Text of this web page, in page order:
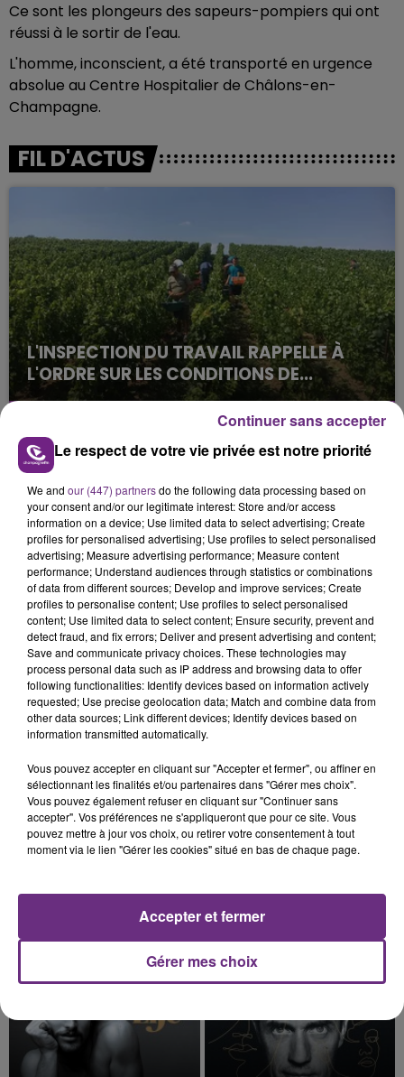
Ce sont les plongeurs des sapeurs-pompiers qui ont
réussi à le sortir de l'eau.
L'homme, inconscient, a été transporté en urgence
absolue au Centre Hospitalier de Châlons-en-
Champagne.
FIL D'ACTUS
L'INSPECTION DU TRAVAIL RAPPELLE À
L'ORDRE SUR LES CONDITIONS DE...
Alors que les dates de début des vendange 2026
s'est avéré être plus précoce que prévu,
l'inspection du Travail en profite pour rappeler
les conditions de...
UN FEU DE REMORQUE BLOQUE LA
CIRCULATION DANS LES ARDENNES
Un feu de remorque s'est déclaré ce mercredi en
fin de matinée sur l'A34.
TITRES DIFFUSÉS
16h04
16h04
ZAHO & MC SOLAAR
15h56
15h56 15h53
15h53
Le respect de votre vie privée est notre priorité
We and our (447) partnersdo the following data processing based on
your consent and/or our legitimate interest: Store and/or access
information on a device; Use limited data to select advertising; Create
profiles for personalised advertising; Use profiles to select personalised
advertising; Measure advertising performance; Measure content
performance; Understand audiences through statistics or combinations
of data from different sources; Develop and improve services; Create
profiles to personalise content; Use profiles to select personalised
content; Use limited data to select content; Ensure security, prevent and
detect fraud, and fix errors; Deliver and present advertising and content;
Save and communicate privacy choices. These technologies may
process personal data such as IP address and browsing data to offer
following functionalities: Identify devices based on information actively
requested; Use precise geolocation data; Match and combine data from
other data sources; Link different devices; Identify devices based on
information transmitted automatically.
Vous pouvez accepter en cliquant sur "Accepter et fermer", ou affiner en
sélectionnant les finalités et/ou partenaires dans "Gérer mes choix".
Vous pouvez également refuser en cliquant sur "Continuer sans
accepter". Vos préférences ne s'appliqueront que pour ce site. Vous
pouvez mettre à jour vos choix, ou retirer votre consentement à tout
moment via le lien "Gérer les cookies" situé en bas de chaque page.
Gérer mes choix
Accepter et fermer
Continuer sans accepter